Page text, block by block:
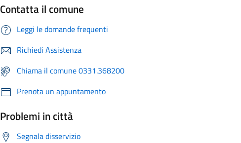
Contatta il comune
Leggi le domande frequenti
Richiedi Assistenza
Chiama il comune 0331.368200
Prenota un appuntamento
Problemi in città
Segnala disservizio